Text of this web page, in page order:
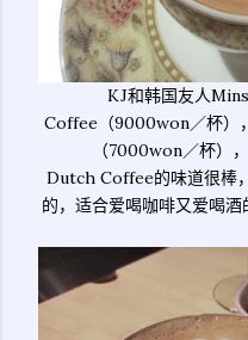
KJ和韩国友人
Coffee（9000won／杯）
（7000won／杯）
Dutch Coffee的味道很棒
的，适合爱喝咖啡又爱喝